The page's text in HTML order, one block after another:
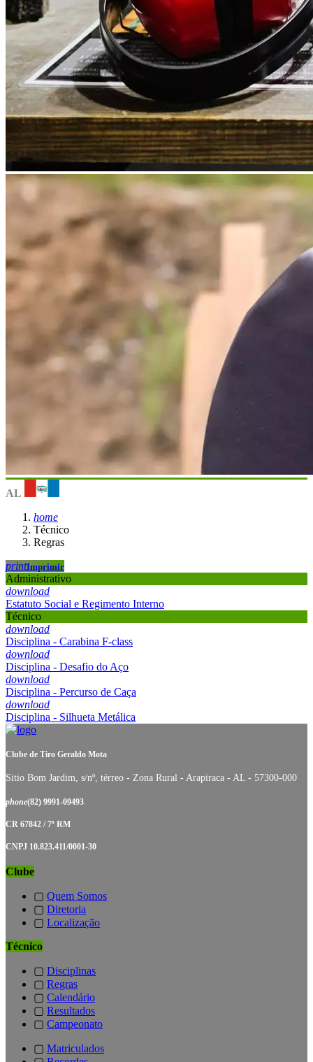
AL
home
Técnico
Regras
printImprimir
Administrativo
download
Estatuto Social e Regimento Interno
Técnico
download
Disciplina - Carabina F-class
download
Disciplina - Desafio do Aço
download
Disciplina - Percurso de Caça
download
Disciplina - Silhueta Metálica
Clube de Tiro Geraldo Mota
Sitio Bom Jardim, s/nº, térreo - Zona Rural - Arapiraca - AL - 57300-000
phone(82) 9991-09493
CR 67842 / 7ª RM
CNPJ 10.823.411/0001-30
Clube
▢ Quem Somos
▢ Diretoria
▢ Localização
Técnico
▢ Disciplinas
▢ Regras
▢ Calendário
▢ Resultados
▢ Campeonato
▢ Matriculados